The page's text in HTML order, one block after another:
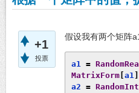
+1
投票
假设我有两个矩阵
a1 =
MatrixForm a1
a2 =